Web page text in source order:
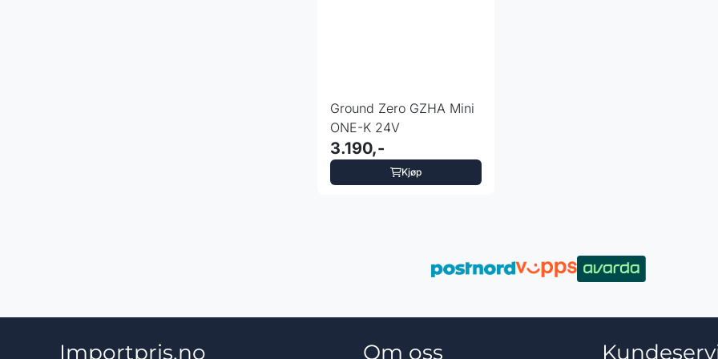
Ground Zero GZHA Mini
ONE-K 24V
3.190,-
Kjøp
Importpris.no Om oss